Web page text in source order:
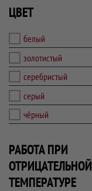
ЦВЕТ
белый
золотистый
серебристый
серый
чёрный
РАБОТА ПРИ
ОТРИЦАТЕЛЬНОЙ
ТЕМПЕРАТУРЕ